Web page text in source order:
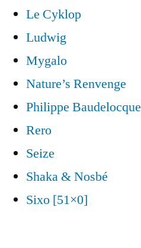
Le Cyklop
Ludwig
Mygalo
Nature’s Renvenge
Philippe Baudelocque
Rero
Seize
Shaka & Nosbé
Sixo [51×0]